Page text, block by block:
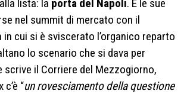
lista: la porta del Napoli. E le sue
nel summit di mercato con il
cui si è sviscerato l’organico reparto
lo scenario che si dava per
scrive il Corriere del Mezzogiorno,
“un rovesciamento della questione